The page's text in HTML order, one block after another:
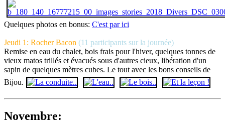
Quelques photos en bonus: C'est par ici
Jeudi 1: Rocher Bacon (11 participants sur la journée)
Remise en eau du chalet, bois frais pour l'hiver, quelques tonnes de
vieux matos trillés et évacués sous d'autres cieux, libération d'un
sapin de quelques mètres cubes. Le tout avec les bons conseils de
Bijou.
Novembre: